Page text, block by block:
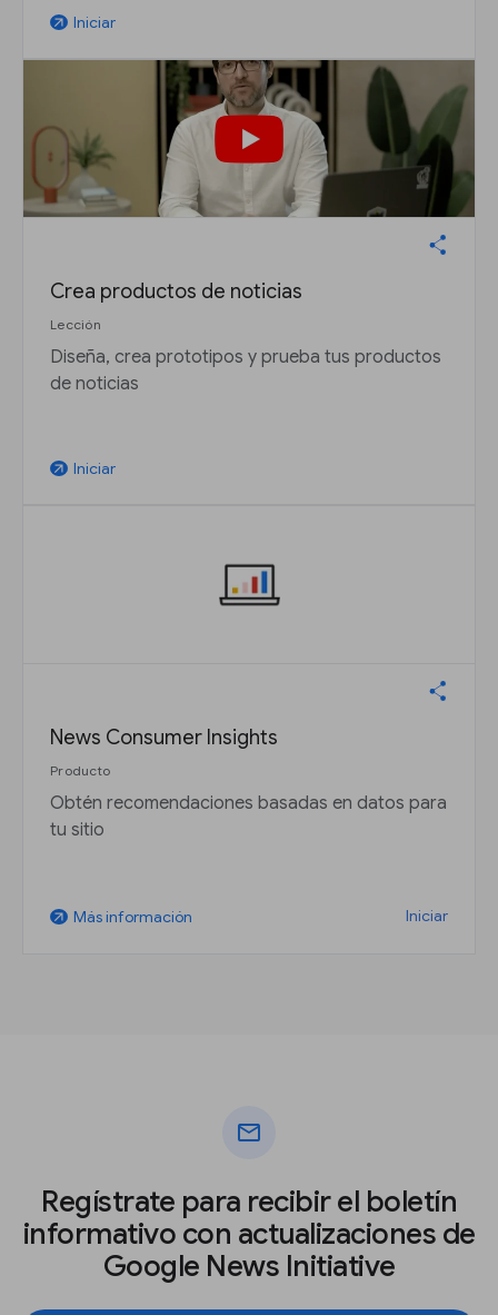
arrow_outward Iniciar
Crea productos de noticias
Lección
Diseña, crea prototipos y prueba tus productos
de noticias
arrow_outward Iniciar
News Consumer Insights
Producto
Obtén recomendaciones basadas en datos para
tu sitio
arrow_outward Más información Iniciar
mail
Regístrate para recibir el boletín
informativo con actualizaciones de
Google News Initiative